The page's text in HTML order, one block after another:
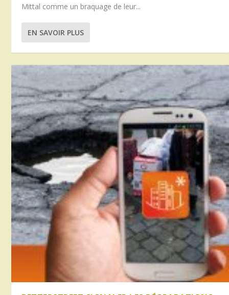
Mittal comme un braquage de leur...
EN SAVOIR PLUS